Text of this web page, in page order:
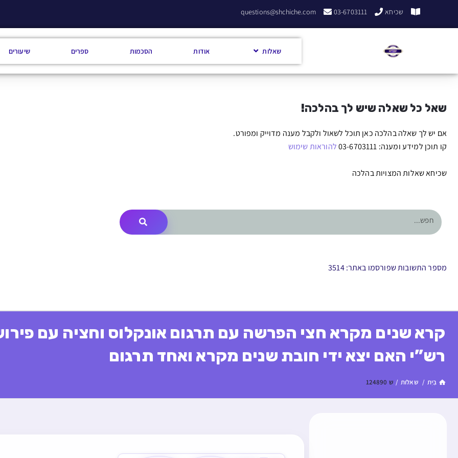
שכיחא 03-6703111
questions@shchiche.com
שאלות אודות הסכמות ספרים שיעורים
שאל כל שאלה שיש לך בהלכה!
אם יש לך שאלה בהלכה כאן תוכל לשאול ולקבל מענה מדוייק ומפורט.
קו תוכן למידע ומענה: 03-6703111
להוראות שימוש
שכיחא שאלות המצויות בהלכה
מספר התשובות שפורסמו באתר: 3514
קרא שנים מקרא חצי הפרשה עם תרגום אונקלוס וחציה עם
רש”י האם יצא ידי חובת שנים מקרא ואחד תרגום
בַּיִת / שאלות / ש 124890